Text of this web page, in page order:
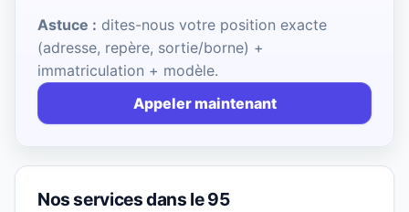
Astuce : dites-nous votre position exacte
(adresse, repère, sortie/borne) +
immatriculation + modèle.
Appeler maintenant
Nos services dans le 95